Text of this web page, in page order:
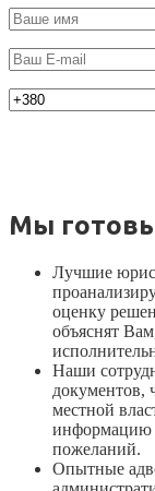
Мы
Лучшие
оценку
объяснят
Наши
документов,
местной
информацию
пожеланий.
Опытные